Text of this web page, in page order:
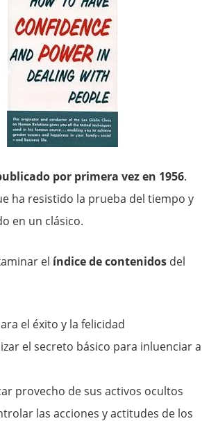
por primera vez en 1956.
ha resistido la prueba del tiempo y
en un clásico.
el índice de contenidos del
el éxito y la felicidad
el secreto básico para inluenciar a
provecho de sus activos ocultos
las acciones y actitudes de los